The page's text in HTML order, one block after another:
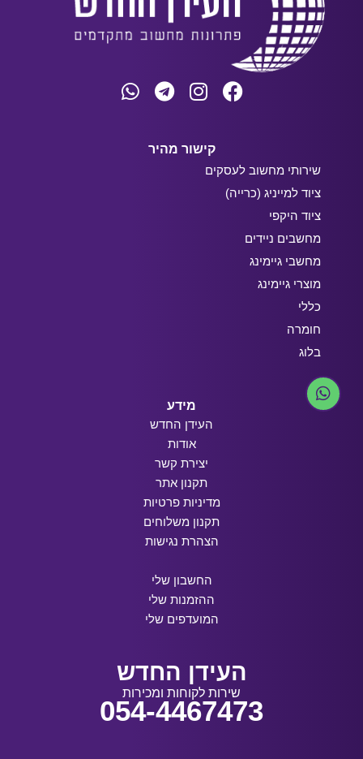
קישור מהיר
שירותי מחשוב לעסקים
ציוד למייניג (כרייה)
ציוד היקפי
מחשבים ניידים
מחשבי גיימינג
מוצרי גיימינג
כללי
חומרה
בלוג
מידע
העידן החדש
אודות
יצירת קשר
תקנון אתר
מדיניות פרטיות
תקנון משלוחים
הצהרת נגישות
החשבון שלי
ההזמנות שלי
המועדפים שלי
העידן החדש
שירות לקוחות ומכירות
054-4467473